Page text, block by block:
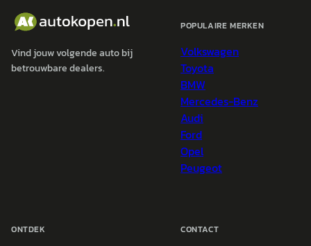
Vind jouw volgende auto bij
betrouwbare dealers.
POPULAIRE MERKEN
Volkswagen
Toyota
BMW
Mercedes-Benz
Audi
Ford
Opel
Peugeot
ONTDEK CONTACT